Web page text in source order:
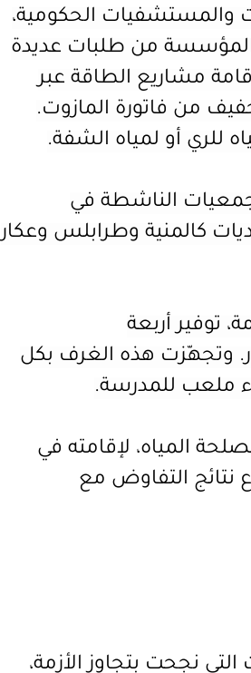
والمستشفيات الحكومية،
المؤسسة من طلبات عديدة
مشاريع الطاقة عبر
من فاتورة المازوت.
للري أو لمياه الشفة.
الناشطة في
كالمنية وطرابلس وعكار
توفير أربعة
وتجهّزت هذه الغرف بكل
ملعب للمدرسة.
المياه، لإقامته في
نتائج التفاوض مع
نجحت بتجاوز الأزمة،